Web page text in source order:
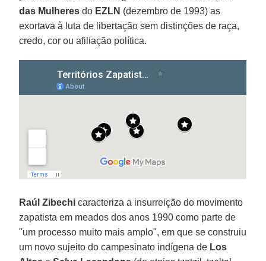
das Mulheres do EZLN (dezembro de 1993) as
exortava à luta de libertação sem distinções de raça,
credo, cor ou afiliação política.
Raúl Zibechi caracteriza a insurreição do movimento
zapatista em meados dos anos 1990 como parte de
"um processo muito mais amplo", em que se construiu
um novo sujeito do campesinato indígena de Los